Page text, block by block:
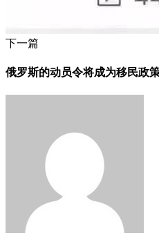
下一篇
俄罗斯的动员令将成为移民政